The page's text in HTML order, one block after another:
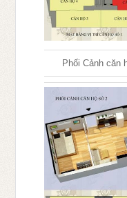
Phối Cảnh căn